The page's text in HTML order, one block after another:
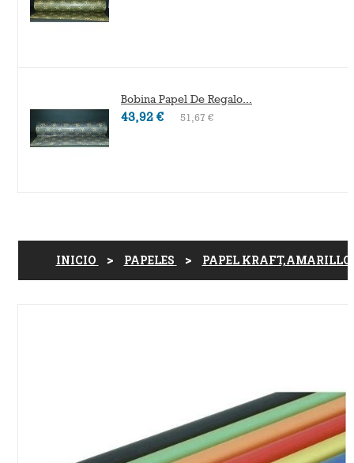
Bobina Papel De Regalo...
43,92 € 51,67 €
INICIO PAPELES PAPEL KRAFT,AMARILLO.